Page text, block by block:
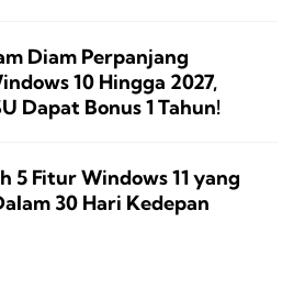
Diam Perpanjang
10 Hingga 2027,
Dapat Bonus 1 Tahun!
5 Fitur Windows 11 yang
30 Hari Kedepan